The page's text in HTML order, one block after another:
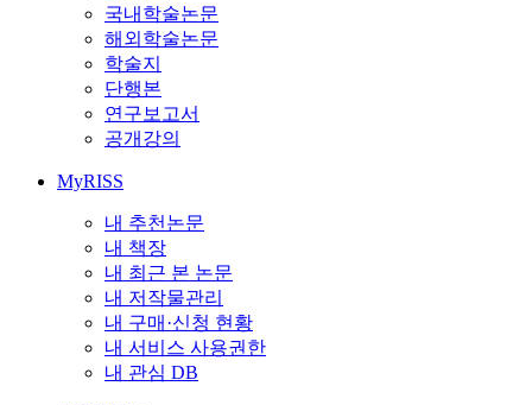
국내학술논문
해외학술논문
학술지
단행본
연구보고서
공개강의
MyRISS
내 추천논문
내 책장
내 최근 본 논문
내 저작물관리
내 구매·신청 현황
내 서비스 사용권한
내 관심 DB